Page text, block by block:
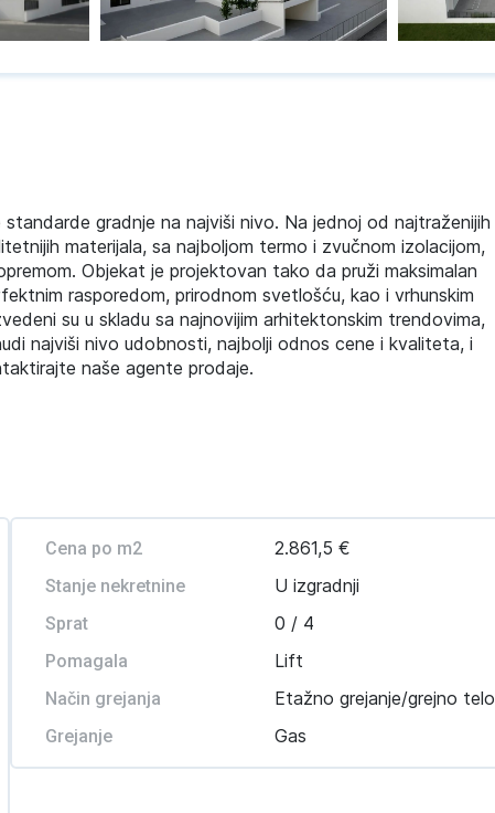
gradnje na najviši nivo. Na jednoj od najtraženijih
materijala, sa najboljom termo i zvučnom izolacijom,
Objekat je projektovan tako da pruži maksimalan
rasporedom, prirodnom svetlošću, kao i vrhunskim
su u skladu sa najnovijim arhitektonskim trendovima,
najviši nivo udobnosti, najbolji odnos cene i kvaliteta, i
naše agente prodaje.
Cena po m2 2.861,5 €
Stanje nekretnine U izgradnji
Sprat 0 / 4
Pomagala Lift
Način grejanja Etažno grejanje/grejno telo
Grejanje Gas